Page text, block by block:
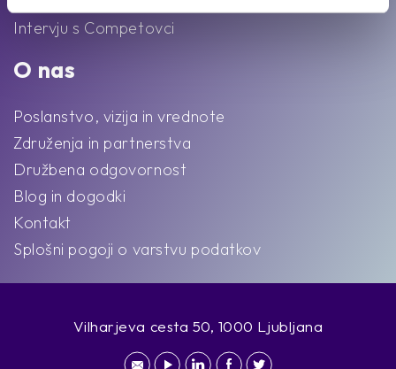
Intervju s Competovci
O nas
Poslanstvo, vizija in vrednote
Združenja in partnerstva
Družbena odgovornost
Blog in dogodki
Kontakt
Splošni pogoji o varstvu podatkov
Vilharjeva cesta 50, 1000 Ljubljana